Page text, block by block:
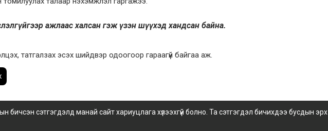
ажлаас халсан гэж үзэн шүүхэд хандсан байна.
татгалзах эсэх шийдвэр одоогоор гараагүй байгаа аж.
сэтгэгдэлд манай сайт хариуцлага хүлээхгүй болно. Та сэтгэгдэл бичихдээ бусдын эрх